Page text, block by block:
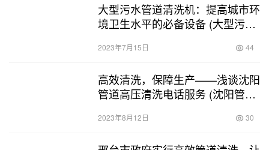
大型污水管道清洗机：提高城市环
境卫生水平的必备设备 (大型污水
2023年7月15日 44
高效清洗，保障生产——浅谈沈阳
管道高压清洗电话服务 (沈阳管道
2023年8月12日 30